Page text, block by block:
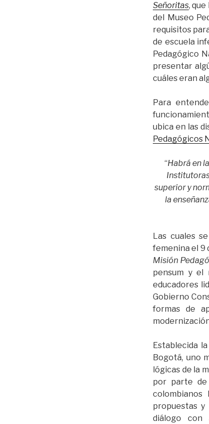
Señoritas,
del Museo
requisitos
de escuela
Pedagógico
presentar
cuáles eran
Para
ubica en las
Pedagógicos
“Habrá en
superior y
la
Las cuales
femenina el 9
Misión
pensum y el
educadores
Gobierno
formas de
Establecida
Bogotá, uno
lógicas de la
por parte de
colombianos
propuestas y
diálogo con